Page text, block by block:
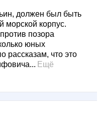
должен был быть
морской корпус.
позора
юных
рассказам, что это
Ещё